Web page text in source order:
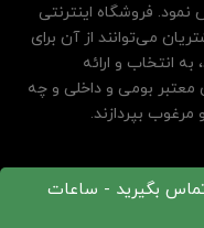
داشتید با 02177535498 تماس بگیرید - ساعات
فروشگاه اینترنتی
می‌توانند از آن‌ برای
انتخاب و ارائه
بومی و داخلی و چه
مرغوب بپردازند.